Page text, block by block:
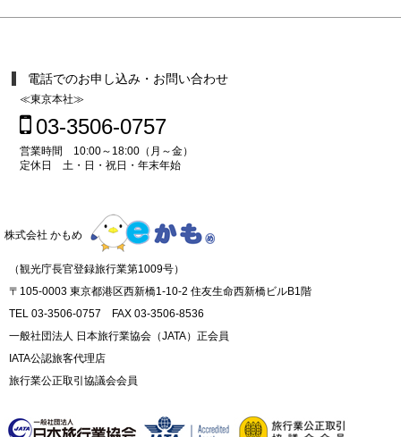
電話でのお申し込み・お問い合わせ
≪東京本社≫
03-3506-0757
営業時間 10:00～18:00（月～金）
定休日 土・日・祝日・年末年始
株式会社 かもめ
（観光庁長官登録旅行業第1009号）
〒105-0003 東京都港区西新橋1-10-2 住友生命西新橋ビルB1階
TEL 03-3506-0757 FAX 03-3506-8536
一般社団法人 日本旅行業協会（JATA）正会員
IATA公認旅客代理店
旅行業公正取引協議会会員